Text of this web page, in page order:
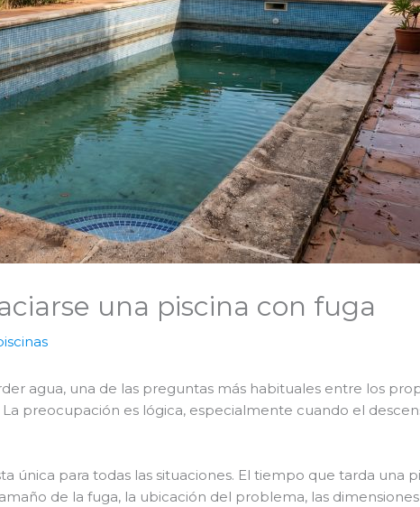
una piscina con fuga
agua, una de las preguntas más habituales entre los
preocupación es lógica, especialmente cuando el
única para todas las situaciones. El tiempo que tarda una
de la fuga, la ubicación del problema, las